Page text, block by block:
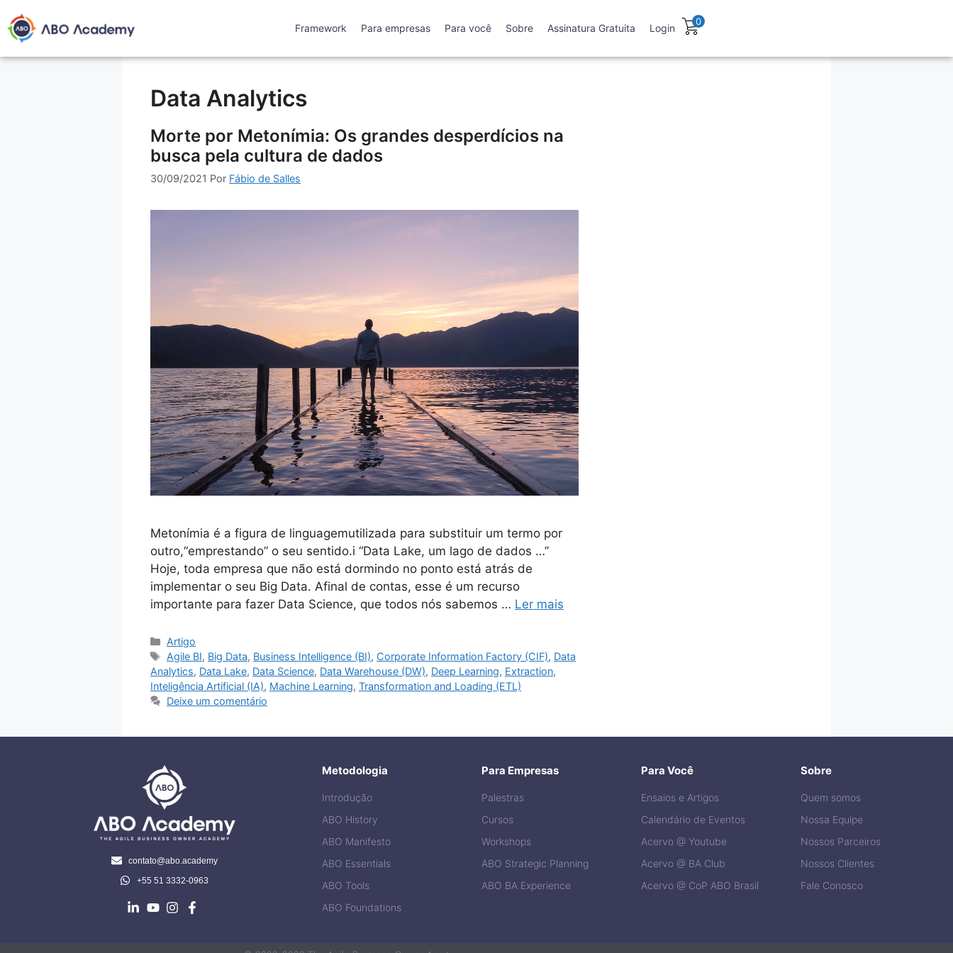
Framework Para empresas Para você Sobre Assinatura Gratuita Login
0
Data Analytics
Morte por Metonímia: Os grandes desperdícios na
busca pela cultura de dados
30/09/2021 Por Fábio de Salles
Metonímia é a figura de linguagemutilizada para substituir um termo por
outro,“emprestando” o seu sentido.i “Data Lake, um lago de dados …”
Hoje, toda empresa que não está dormindo no ponto está atrás de
implementar o seu Big Data. Afinal de contas, esse é um recurso
importante para fazer Data Science, que todos nós sabemos … Ler mais
Artigo
Agile BI, Big Data, Business Intelligence (BI), Corporate Information Factory (CIF), Data
Analytics, Data Lake, Data Science, Data Warehouse (DW), Deep Learning, Extraction,
Inteligência Artificial (IA), Machine Learning, Transformation and Loading (ETL)
Deixe um comentário
contato@abo.academy
+55 51 3332-0963
Metodologia
Introdução
ABO History
ABO Manifesto
ABO Essentials
ABO Tools
ABO Foundations
Para Empresas
Palestras
Cursos
Workshops
ABO Strategic Planning
ABO BA Experience
Para Você
Ensaios e Artigos
Calendário de Eventos
Acervo @ Youtube
Acervo @ BA Club
Acervo @ CoP ABO Brasil
Sobre
Quem somos
Nossa Equipe
Nossos Parceiros
Nossos Clientes
Fale Conosco